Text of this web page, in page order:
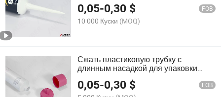
0,05-0,30 $ FOB
10 000 Куски (MOQ)
Сжать пластиковую трубку с
длинным насадкой для упаковки
волос и кожи головы
0,05-0,30 $ FOB